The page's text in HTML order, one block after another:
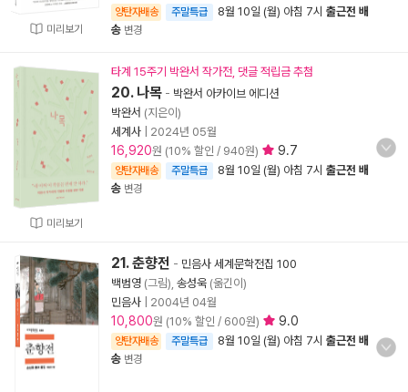
미리보기
양탄자배송 주말특급 8월 10일 (월) 아침 7시 출근전 배
송 변경
미리보기
타계 15주기 박완서 작가전, 댓글 적립금 추첨
20. 나목 - 박완서 아카이브 에디션
박완서 (지은이)
세계사
2024년 05월
16,920원 (10% 할인 / 940원) 9.7
양탄자배송 주말특급 8월 10일 (월) 아침 7시 출근전 배
송 변경
21. 춘향전 - 민음사 세계문학전집 100
백범영 (그림), 송성욱 (옮긴이)
민음사
2004년 04월
10,800원 (10% 할인 / 600원) 9.0
양탄자배송 주말특급 8월 10일 (월) 아침 7시 출근전 배
송 변경